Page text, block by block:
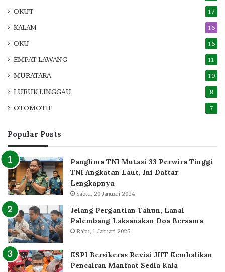
OKUT 17
KALAM 16
OKU 16
EMPAT LAWANG 11
MURATARA 10
LUBUK LINGGAU 8
OTOMOTIF 7
Popular Posts
Panglima TNI Mutasi 33 Perwira Tinggi
TNI Angkatan Laut, Ini Daftar
Lengkapnya
Sabtu, 20 Januari 2024
Jelang Pergantian Tahun, Lanal
Palembang Laksanakan Doa Bersama
Rabu, 1 Januari 2025
KSPI Bersikeras Revisi JHT Kembalikan
Pencairan Manfaat Sedia Kala